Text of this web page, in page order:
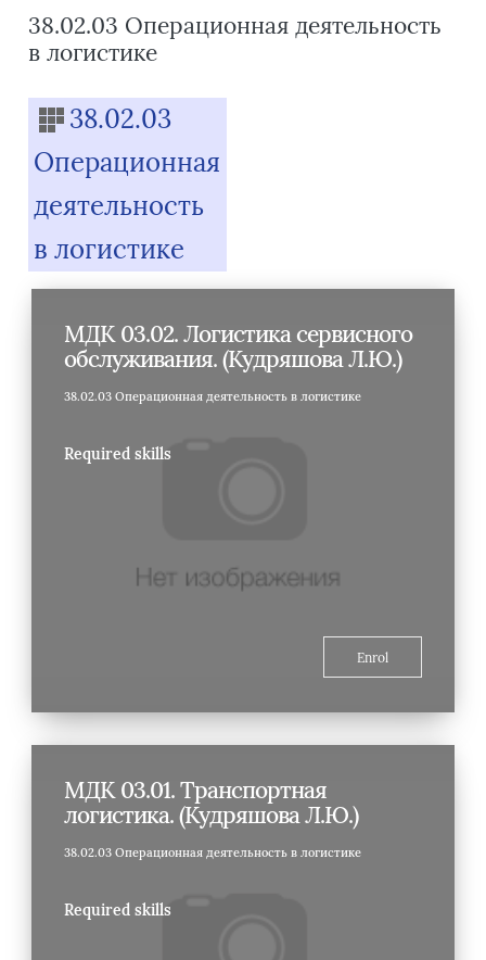
38.02.03 Операционная деятельность
в логистике
Blocks
38.02.03
Операционная
деятельность
в логистике
МДК 03.02. Логистика сервисного
обслуживания. (Кудряшова Л.Ю.)
38.02.03 Операционная деятельность в логистике
Required skills
Enrol
МДК 03.01. Транспортная
логистика. (Кудряшова Л.Ю.)
38.02.03 Операционная деятельность в логистике
Required skills